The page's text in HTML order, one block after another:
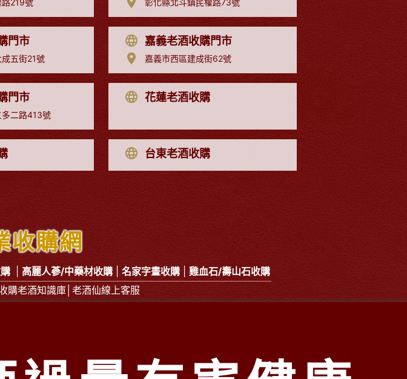
219號 彰化縣北斗鎮民權路73號
門市
五街21號
嘉義老酒收購門市
嘉義市西區建成街62號
門市
二路413號
花蓮老酒收購
台東老酒收購
收購網
高麗人蔘/中藥材收購| 名家字畫收購| 雞血石/壽山石收購
購老酒知識庫 老酒仙線上客服
多二路413號 電話：07-338-3237